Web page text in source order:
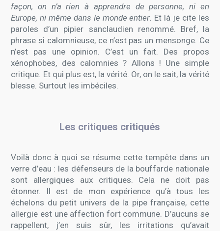
façon, on n’a rien à apprendre de personne, ni en
Europe, ni même dans le monde entier. Et là je cite les
paroles d’un pipier sanclaudien renommé. Bref, la
phrase si calomnieuse, ce n’est pas un mensonge. Ce
n’est pas une opinion. C’est un fait. Des propos
xénophobes, des calomnies ? Allons ! Une simple
critique. Et qui plus est, la vérité. Or, on le sait, la vérité
blesse. Surtout les imbéciles.
Les critiques critiqués
Voilà donc à quoi se résume cette tempête dans un
verre d’eau : les défenseurs de la bouffarde nationale
sont allergiques aux critiques. Cela ne doit pas
étonner. Il est de mon expérience qu’à tous les
échelons du petit univers de la pipe française, cette
allergie est une affection fort commune. D’aucuns se
rappellent, j’en suis sûr, les irritations qu’avait